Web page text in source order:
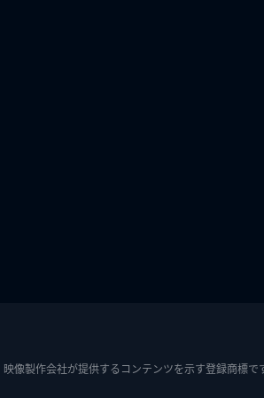
像製作会社が提供するコンテンツを示す登録商標で